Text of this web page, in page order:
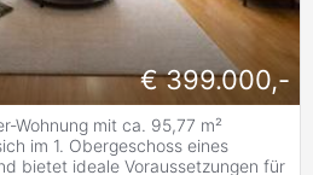
€ 399.000,-
Wohnung mit ca. 95,77 m²
im 1. Obergeschoss eines
bietet ideale Voraussetzungen für